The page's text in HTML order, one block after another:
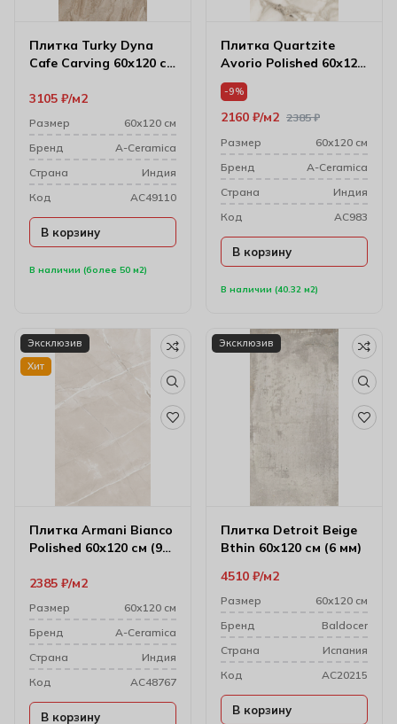
Плитка Turky Dyna
Cafe Carving 60х120 см
В наличии (более 50 м2)
3105 ₽ м2
Размер
60х120 см
Бренд
A-Ceramica
Cтрана
Индия
Код
AC49110
В корзину
Плитка Quartzite
Avorio Polished 60х120
см (7 мм)
В наличии (40.32 м2)
-9%
2385₽
2160 ₽ м2
Размер
60х120 см
Бренд
A-Ceramica
Cтрана
Индия
Код
AC983
В корзину
Эксклюзив
Хит
Плитка Armani Bianco
Polished 60х120 см (9
2385 ₽ м2
Размер
60х120 см
Бренд
A-Ceramica
Cтрана
Индия
Код
AC48767
В корзину
Эксклюзив
Плитка Detroit Beige
Bthin 60х120 см (6 мм)
4510 ₽ м2
Размер
60х120 см
Бренд
Baldocer
Cтрана
Испания
Код
AC20215
В корзину